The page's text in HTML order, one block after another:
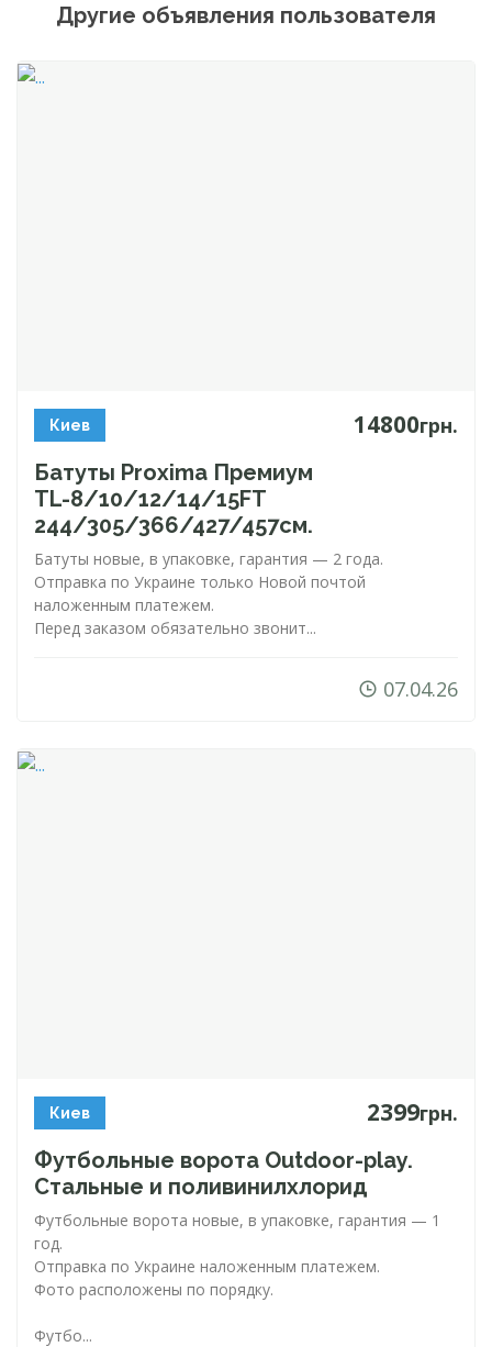
Другие объявления пользователя
Киев 14800грн.
Батуты Proxima Премиум
TL-8/10/12/14/15FT
244/305/366/427/457см.
Батуты новые, в упаковке, гарантия — 2 года.
Отправка по Украине только Новой почтой
наложенным платежем.
Перед заказом обязательно звонит...
07.04.26
Киев 2399грн.
Футбольные ворота Outdoor-play.
Стальные и поливинилхлорид
Футбольные ворота новые, в упаковке, гарантия — 1
год.
Отправка по Украине наложенным платежем.
Фото расположены по порядку.
Футбо...